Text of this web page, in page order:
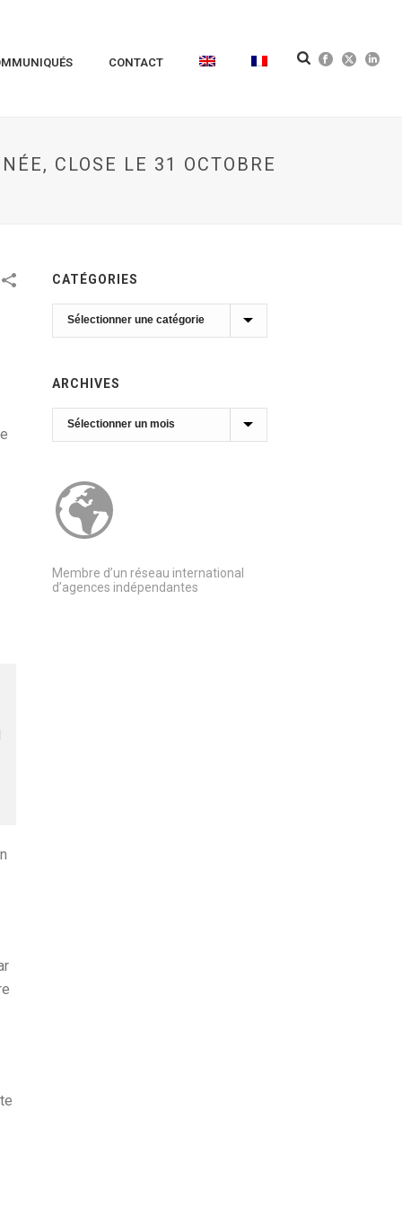
CONTACT
CLOSE LE 31 OCTOBRE
CATÉGORIES
Catégories
ARCHIVES
Archives
Membre d’un réseau international
d’agences indépendantes